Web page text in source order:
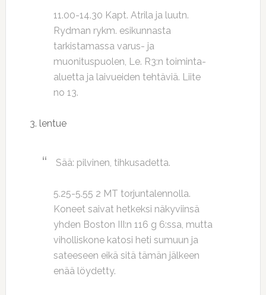
11.00-14.30 Kapt. Atrila ja luutn.
Rydman rykm. esikunnasta
tarkistamassa varus- ja
muonituspuolen, Le. R3:n toiminta-
aluetta ja laivueiden tehtäviä. Liite
no 13.
3. lentue
Sää: pilvinen, tihkusadetta.
5.25-5.55 2 MT torjuntalennolla.
Koneet saivat hetkeksi näkyviinsä
yhden Boston III:n 116 g 6:ssa, mutta
viholliskone katosi heti sumuun ja
sateeseen eikä sitä tämän jälkeen
enää löydetty.